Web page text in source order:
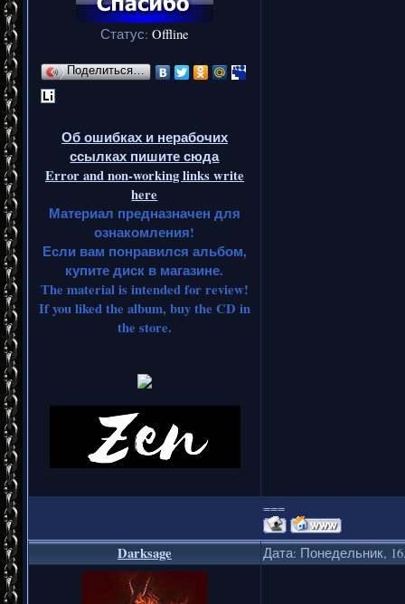
Статус: Offline
Поделиться…
Об ошибках и нерабочих
ссылках пишите сюда
Error and non-working links write
here
Материал предназначен для
ознакомления!
Если вам понравился альбом,
купите диск в магазине.
The material is intended for review!
If you liked the album, buy the CD in
the store.
===
Darksage Дата: Понедельник,